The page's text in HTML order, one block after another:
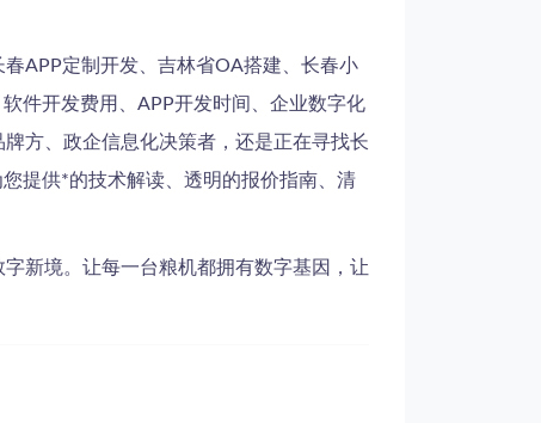
APP定制开发、吉林省OA搭建、长春小
件开发费用、APP开发时间、企业数字化
方、政企信息化决策者，还是正在寻找长
提供*的技术解读、透明的报价指南、清
新境。让每一台粮机都拥有数字基因，让